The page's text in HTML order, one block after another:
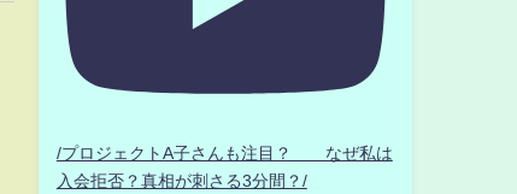
/プロジェクトA子さんも注目？ なぜ私は
入会拒否？真相が刺さる3分間？/